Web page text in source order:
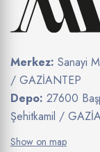
Merkez: Sanayi
/ GAZİANTEP
Depo: 27600
Şehitkamil /
Show on map